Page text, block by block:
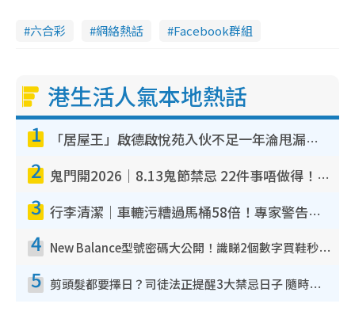
六合彩 網絡熱話 Facebook群組
港生活人氣本地熱話
1 「居屋王」啟德啟悅苑入伙不足一年淪甩漏之王！插頭噴火花致大停電 多戶業主全屋家電報銷
2 鬼門開2026｜8.13鬼節禁忌 22件事唔做得！燒肉、刺身要少食？半夜勿吹口哨/打呢個電話
3 行李清潔｜車轆污糟過馬桶58倍！專家警告忌用酒精抹 教1招免污手除菌
4 New Balance型號密碼大公開！識睇2個數字買鞋秒知功能免中伏 附5大熱門鞋款
5 剪頭髮都要擇日？司徒法正提醒3大禁忌日子 隨時剪走財運！呢日剪髮恐「剪壽命」？